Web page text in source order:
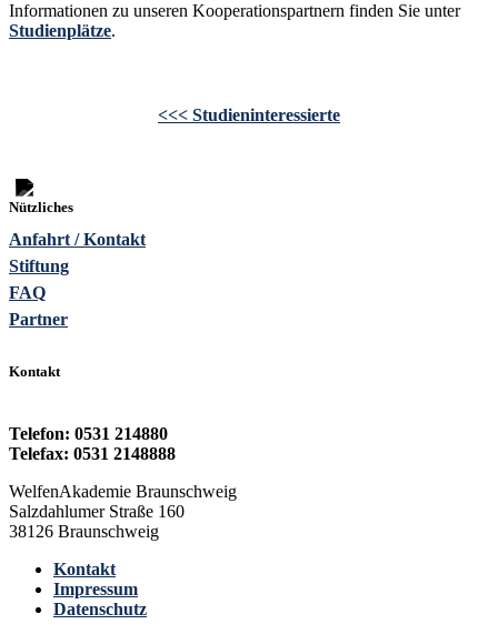
Informationen zu unseren Kooperationspartnern finden Sie unter
Studienplätze.
<<< Studieninteressierte
Nützliches
Anfahrt / Kontakt
Stiftung
FAQ
Partner
Kontakt
Telefon: 0531 214880
Telefax: 0531 2148888
WelfenAkademie Braunschweig
Salzdahlumer Straße 160
38126 Braunschweig
Kontakt
Impressum
Datenschutz